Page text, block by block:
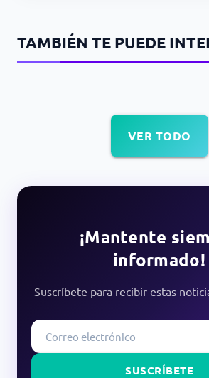
TAMBIÉN TE PUEDE
VER TODO
¡Mantente
informado!
Suscríbete para recibir estas
SUSCRÍBETE